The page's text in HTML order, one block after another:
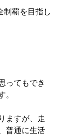
制覇を目指し
ってもでき
。
ますが、走
普通に生活